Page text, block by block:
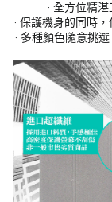
‧ 全方位精
‧ 保護機身的同時
‧ 多種顏色隨意挑